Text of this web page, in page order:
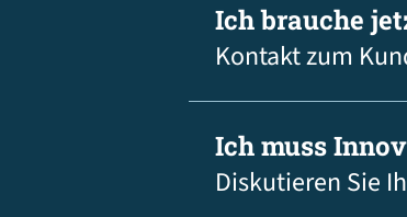
Ich brauche
Kontakt zum
Ich muss
Diskutieren Sie